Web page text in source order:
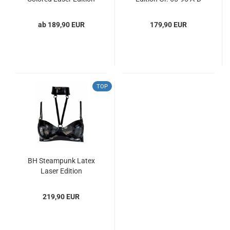
ab 189,90 EUR
179,90 EUR
TOP
BH Steampunk Latex
Laser Edition
219,90 EUR